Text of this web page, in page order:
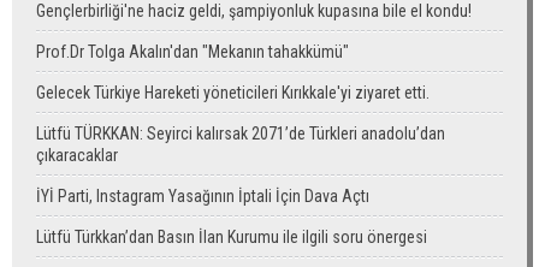
Gençlerbirliği'ne haciz geldi, şampiyonluk kupasına bile el kondu!
Prof.Dr Tolga Akalın'dan "Mekanın tahakkümü"
Gelecek Türkiye Hareketi yöneticileri Kırıkkale'yi ziyaret etti.
Lütfü TÜRKKAN: Seyirci kalırsak 2071’de Türkleri anadolu’dan
çıkaracaklar
İYİ Parti, Instagram Yasağının İptali İçin Dava Açtı
Lütfü Türkkan’dan Basın İlan Kurumu ile ilgili soru önergesi